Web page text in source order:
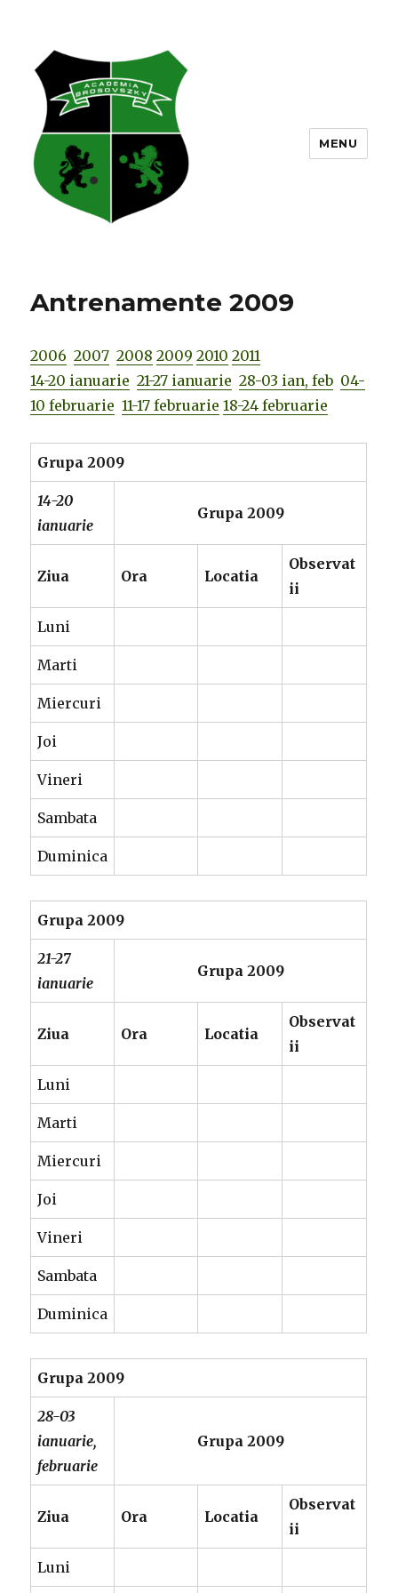
MENU
Antrenamente 2009
2006 2007 2008 2009 2010 2011
14-20 ianuarie 21-27 ianuarie 28-03 ian, feb 04-
10 februarie 11-17 februarie 18-24 februarie
Grupa 2009
14-20
ianuarie
Grupa 2009
Ziua Ora Locatia
Observat
ii
Luni
Marti
Miercuri
Joi
Vineri
Sambata
Duminica
Grupa 2009
21-27
ianuarie
Grupa 2009
Ziua Ora Locatia
Observat
ii
Luni
Marti
Miercuri
Joi
Vineri
Sambata
Duminica
Grupa 2009
28-03
ianuarie,
februarie
Grupa 2009
Ziua Ora Locatia
Observat
ii
Luni